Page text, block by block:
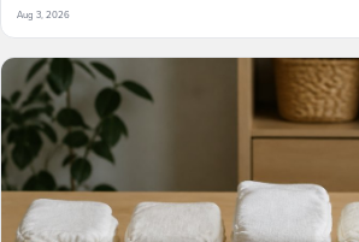
Aug 3, 2026